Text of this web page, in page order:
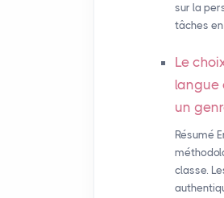
sur la
tâches
Le
langue
un
Résumé
classe.